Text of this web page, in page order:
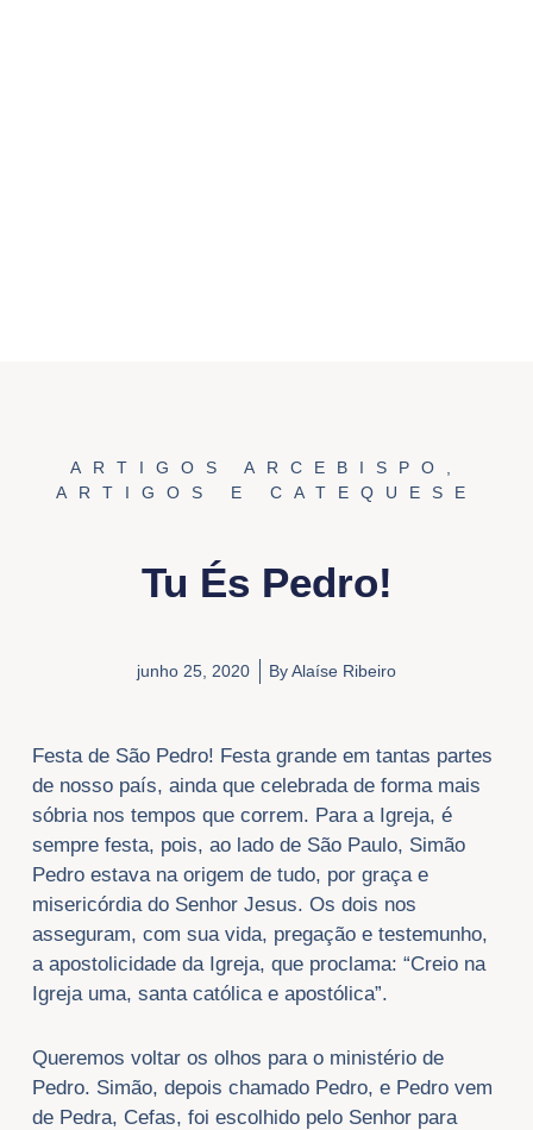
ARTIGOS ARCEBISPO
ARTIGOS E CATEQUESE
Tu És Pedro!
junho 25, 2020 ByAlaíse Ribeiro
Festa de São Pedro! Festa grande em tantas partes
de nosso país, ainda que celebrada de forma mais
sóbria nos tempos que correm. Para a Igreja, é
sempre festa, pois, ao lado de São Paulo, Simão
Pedro estava na origem de tudo, por graça e
misericórdia do Senhor Jesus. Os dois nos
asseguram, com sua vida, pregação e testemunho,
a apostolicidade da Igreja, que proclama: “Creio na
Igreja uma, santa católica e apostólica”.
Queremos voltar os olhos para o ministério de
Pedro. Simão, depois chamado Pedro, e Pedro vem
de Pedra, Cefas, foi escolhido pelo Senhor para